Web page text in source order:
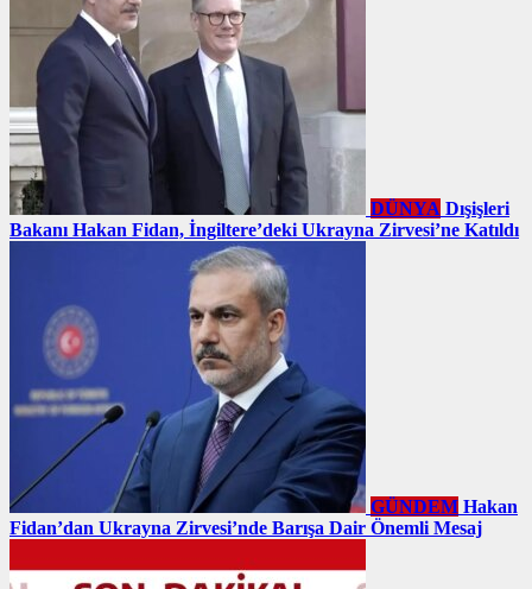
DÜNYA Dışişleri
Bakanı Hakan Fidan, İngiltere’deki Ukrayna Zirvesi’ne Katıldı
GÜNDEM Hakan
Fidan’dan Ukrayna Zirvesi’nde Barışa Dair Önemli Mesaj